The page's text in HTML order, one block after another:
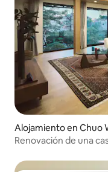
Alojamiento en Chuo
Renovación de una